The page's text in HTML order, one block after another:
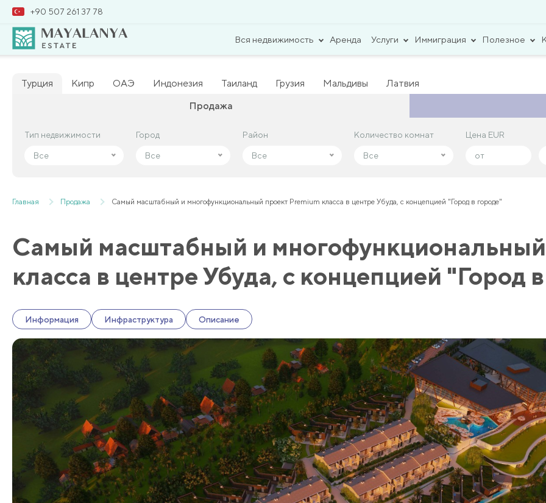
+90 507 261 37 78
Вся недвижимость Аренда Услуги Иммиграция Полезное
Турция Кипр ОАЭ Индонезия Таиланд Грузия Мальдивы
Латвия
Продажа
Тип недвижимости
Все
Город
Все
Район
Все
Количество комнат
Все
Цена EUR
Тип недвижимости
Все
Город
Все
Район
Все
Количество комнат
Все
Цена EUR
Главная Продажа Самый масштабный и многофункциональный проект Premium класса в центре Убуда, с концепцией "Город в городе"
Самый масштабный и
класса в центре Убуда, с концепцией "Город
Информация Инфраструктура Описание